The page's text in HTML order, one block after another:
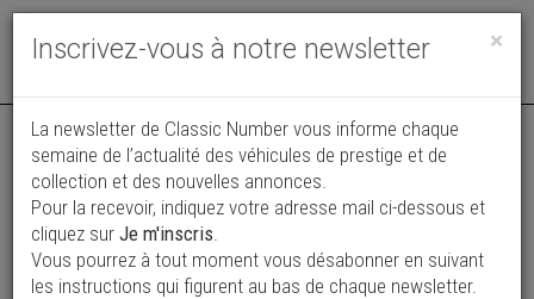
Toggle
Annonce actualisée le 02/08/2026 ( il y a 8 jours )
Chevrolet Corvette C2 Convertible
92 000 €
1966 Cabriolet / roadster 41 071 mi
×
Inscrivez-vous à notre newsletter
La newsletter de Classic Number vous informe chaque
semaine de l’actualité des véhicules de prestige et de
collection et des nouvelles annonces.
Pour la recevoir, indiquez votre adresse mail ci-dessous et
cliquez sur Je m'inscris.
Vous pourrez à tout moment vous désabonner en suivant
les instructions qui figurent au bas de chaque newsletter.